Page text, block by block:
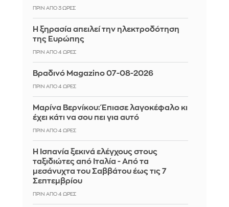
ΠΡΙΝ ΑΠΌ 3 ΏΡΕΣ
Η ξηρασία απειλεί την ηλεκτροδότηση
της Ευρώπης
ΠΡΙΝ ΑΠΌ 4 ΏΡΕΣ
Βραδινό Magazino 07-08-2026
ΠΡΙΝ ΑΠΌ 4 ΏΡΕΣ
Μαρίνα Βερνίκου: Έπιασε λαγοκέφαλο κι
έχει κάτι να σου πει για αυτό
ΠΡΙΝ ΑΠΌ 4 ΏΡΕΣ
Η Ισπανία ξεκινά ελέγχους στους
ταξιδιώτες από Ιταλία - Από τα
μεσάνυχτα του Σαββάτου έως τις 7
Σεπτεμβρίου
ΠΡΙΝ ΑΠΌ 4 ΏΡΕΣ